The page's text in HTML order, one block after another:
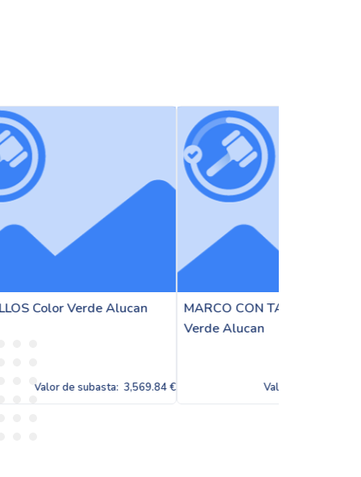
3,569.84 €
MARCO CON TAPAJUNTAS Color
Valor de subasta: 3,569.84 €